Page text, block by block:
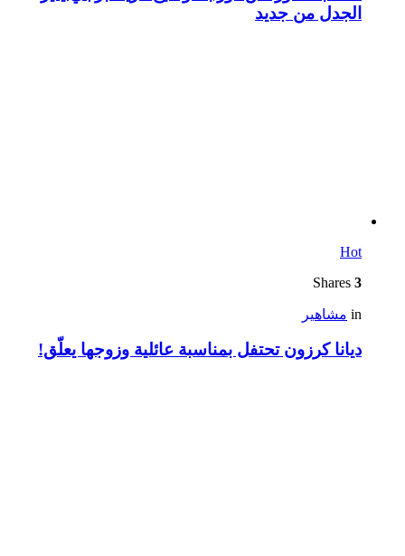
الجدل من جديد
Hot
3
in مشاهير
ديانا كرزون تحتفل بمناسبة عائلية وزوجها يعلّق!